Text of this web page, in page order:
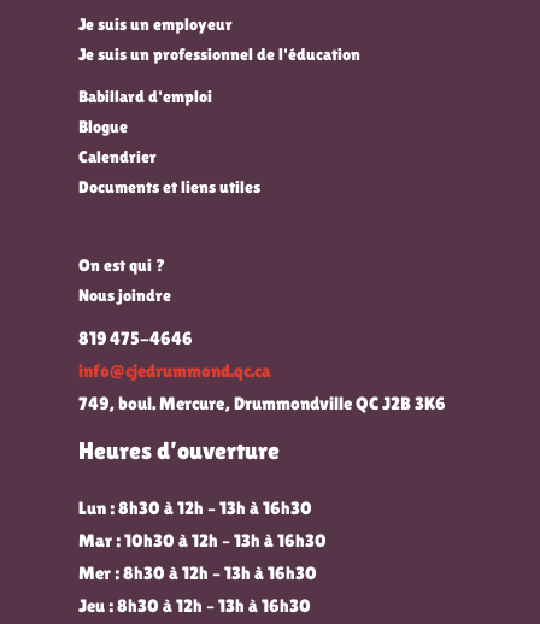
Je suis un employeur
Je suis un professionnel de l'éducation
Babillard d'emploi
Blogue
Calendrier
Documents et liens utiles
On est qui ?
Nous joindre
819 475-4646
info@cjedrummond.qc.ca
749, boul. Mercure, Drummondville QC J2B 3K6
Heures d’ouverture
Lun : 8h30 à 12h – 13h à 16h30
Mar : 10h30 à 12h – 13h à 16h30
Mer : 8h30 à 12h – 13h à 16h30
Jeu : 8h30 à 12h – 13h à 16h30